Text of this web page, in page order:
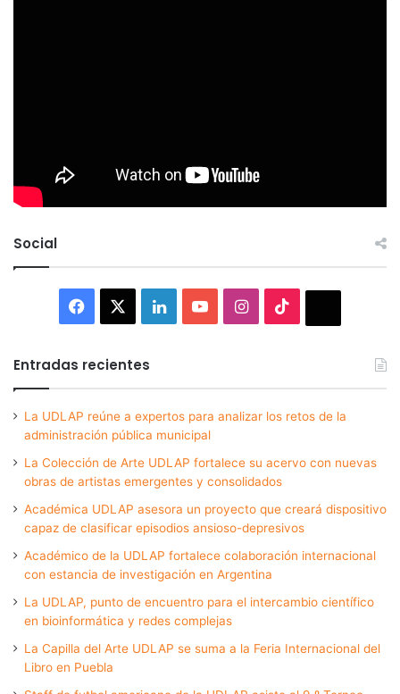
Social
Facebook LinkedInYouTubeInstagram
Entradas recientes
La UDLAP reúne a expertos para analizar los retos de la
administración pública municipal
La Colección de Arte UDLAP fortalece su acervo con nuevas
obras de artistas emergentes y consolidados
Académica UDLAP asesora un proyecto que creará dispositivo
capaz de clasificar episodios ansioso-depresivos
Académico de la UDLAP fortalece colaboración internacional
con estancia de investigación en Argentina
La UDLAP, punto de encuentro para el intercambio científico
en bioinformática y redes complejas
La Capilla del Arte UDLAP se suma a la Feria Internacional del
Libro en Puebla